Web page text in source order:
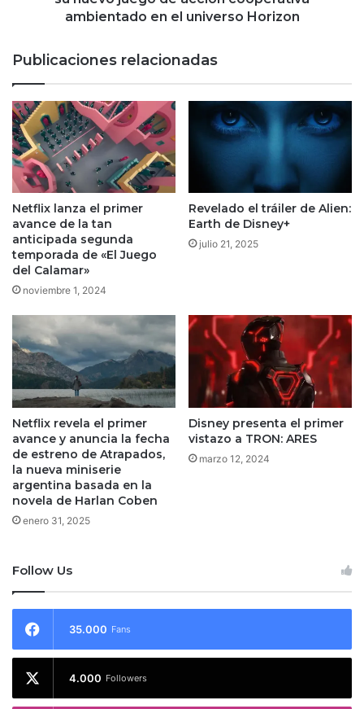
ambientado
universo
Horizon
ambientado en el universo Horizon
Publicaciones relacionadas
Netflix lanza el primer
avance de la tan
anticipada segunda
temporada de «El Juego
del Calamar»
noviembre 1, 2024
Revelado el tráiler de Alien:
Earth de Disney+
julio 21, 2025
Netflix revela el primer
avance y anuncia la fecha
de estreno de Atrapados,
la nueva miniserie
argentina basada en la
novela de Harlan Coben
enero 31, 2025
Disney presenta el primer
vistazo a TRON: ARES
marzo 12, 2024
Follow Us
35.000 Fans
4.000 Followers